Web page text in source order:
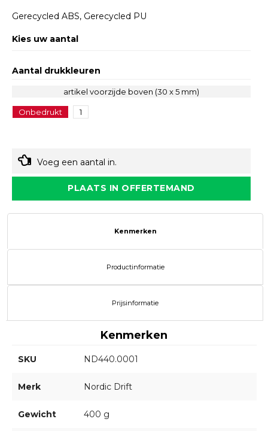
Gerecycled ABS, Gerecycled PU
Kies uw aantal
Aantal drukkleuren
artikel voorzijde boven (30 x 5 mm)
Onbedrukt 1
Voeg een aantal in.
PLAATS IN OFFERTEMAND
Kenmerken
Productinformatie
Prijsinformatie
Kenmerken
SKU ND440.0001
Merk Nordic Drift
Gewicht 400 g